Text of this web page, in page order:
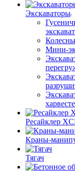
Экскаваторы
Мини-
Ресайклер
Краны-
Тягач